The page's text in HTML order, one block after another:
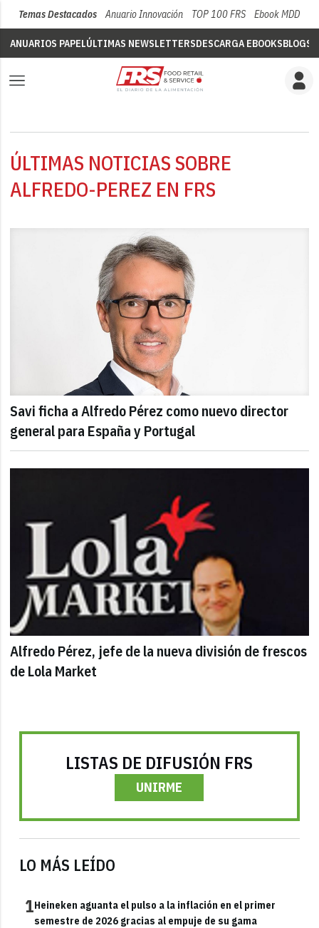
Temas Destacados Anuario Innovación TOP 100 FRS Ebook MDD
ANUARIOS PAPELÚLTIMAS NEWSLETTERSDESCARGA EBOOKSBLOGS
ÚLTIMAS NOTICIAS SOBRE
ALFREDO-PEREZ EN FRS
Savi ficha a Alfredo Pérez como nuevo director
general para España y Portugal
Alfredo Pérez, jefe de la nueva división de frescos
de Lola Market
LISTAS DE DIFUSIÓN FRS
UNIRME
LO MÁS LEÍDO
1Heineken aguanta el pulso a la inflación en el primer
semestre de 2026 gracias al empuje de su gama